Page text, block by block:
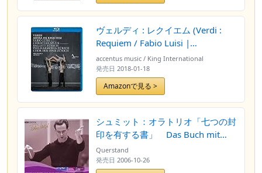
ヴェルディ : レクイエム (Verdi :
Requiem / Fabio Luisi |
Philharmonia Zurich) [Blu-ray] [輸
入盤] [日本語帯・解説付]
accentus music / King International
発売日 2018-01-18
Amazonで見る >
シュミット：オラトリオ「七つの封
印を有する書」 Das Buch mit
Sieben Siegeln (MDR Edition)
Querstand
発売日 2006-10-26